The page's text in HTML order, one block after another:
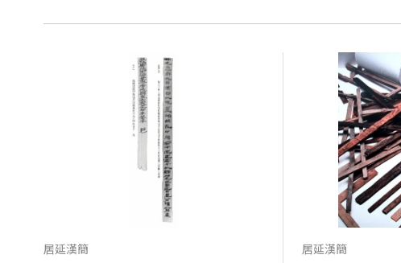
居延漢簡 居延漢簡